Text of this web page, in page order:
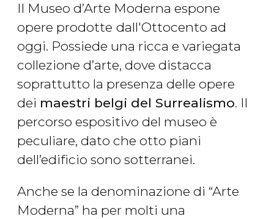
Il Museo d’Arte Moderna espone
opere prodotte dall'Ottocento ad
oggi. Possiede una ricca e variegata
collezione d’arte, dove distacca
soprattutto la presenza delle opere
dei maestri belgi del Surrealismo. Il
percorso espositivo del museo è
peculiare, dato che otto piani
dell’edificio sono sotterranei.
Anche se la denominazione di “Arte
Moderna” ha per molti una